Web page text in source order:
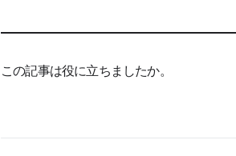
この記事は役に立ちましたか。